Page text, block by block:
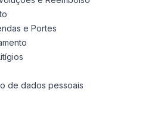
e Portes
de dados pessoais